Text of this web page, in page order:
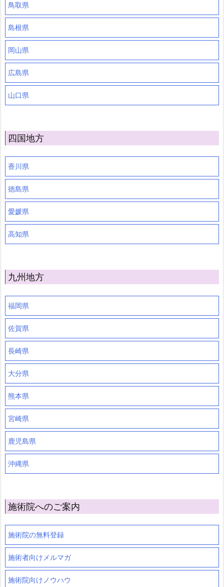
鳥取県
島根県
岡山県
広島県
山口県
四国地方
香川県
徳島県
愛媛県
高知県
九州地方
福岡県
佐賀県
長崎県
大分県
熊本県
宮崎県
鹿児島県
沖縄県
施術院へのご案内
施術院の無料登録
施術者向けメルマガ
施術院向けノウハウ